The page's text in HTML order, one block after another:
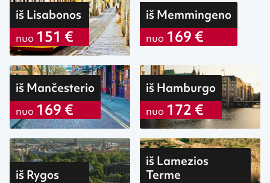
iš Lisabonos
nuo 151 €
iš Memmingeno
nuo 169 €
iš Mančesterio
nuo 169 €
iš Hamburgo
nuo 172 €
iš Rygos
iš Lamezios
Terme